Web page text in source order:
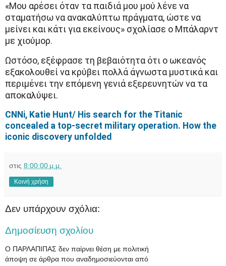
«Μου αρέσει όταν τα παιδιά μου μού λένε να
σταματήσω να ανακαλύπτω πράγματα, ώστε να
μείνει και κάτι για εκείνους» σχολίασε ο Μπάλαρντ
με χιούμορ.
Ωστόσο, εξέφρασε τη βεβαιότητα ότι ο ωκεανός
εξακολουθεί να κρύβει πολλά άγνωστα μυστικά και
περιμένει την επόμενη γενιά εξερευνητών να τα
αποκαλύψει.
CNNi, Katie Hunt/ His search for the Titanic
concealed a top-secret military operation. How the
iconic discovery unfolded
στις 8:00:00 μ.μ.
Κοινή χρήση
Δεν υπάρχουν σχόλια:
Δημοσίευση σχολίου
Ο ΠΑΡΛΑΠΙΠΑΣ δεν παίρνει θέση με πολιτική
άποψη σε άρθρα που αναδημοσιεύονται από